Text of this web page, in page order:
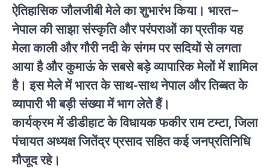
ऐतिहासिकजौलजीबी मेलेका शुभारंभ किया। भारत–
नेपाल की साझा संस्कृति और परंपराओं का प्रतीक यह
मेलाकाली और गौरी नदी के संगमपर सदियों से लगता
आया है और कुमाऊं के सबसे बड़े व्यापारिक मेलों में शामिल
है। इस मेले में भारत के साथ-साथ नेपाल और तिब्बत के
व्यापारी भी बड़ी संख्या में भाग लेते हैं।
कार्यक्रम में डीडीहाट के विधायक फकीर राम टम्टा, जिला
पंचायत अध्यक्ष जितेंद्र प्रसाद सहित कई जनप्रतिनिधि
मौजूद रहे।